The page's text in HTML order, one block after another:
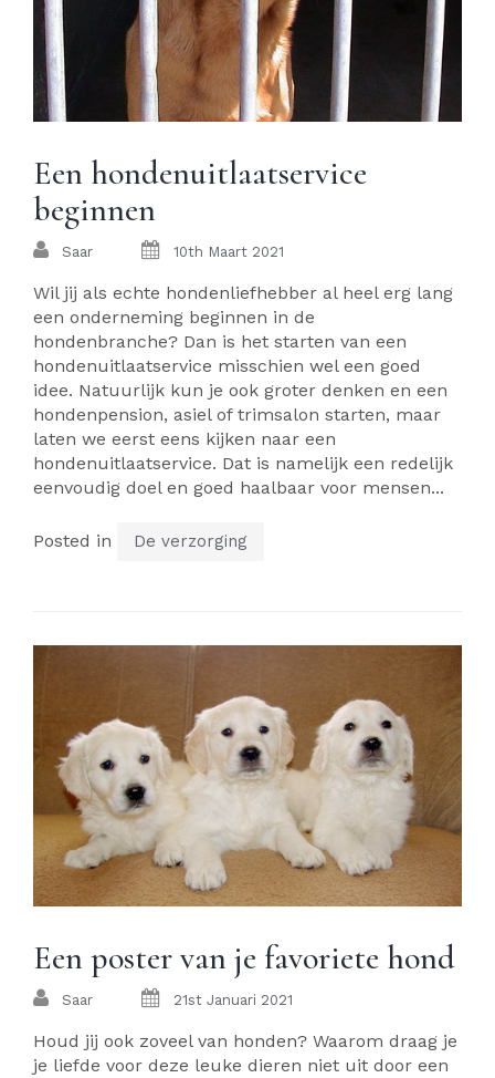
Een hondenuitlaatservice
beginnen
Saar 10th Maart 2021
Wil jij als echte hondenliefhebber al heel erg lang
een onderneming beginnen in de
hondenbranche? Dan is het starten van een
hondenuitlaatservice misschien wel een goed
idee. Natuurlijk kun je ook groter denken en een
hondenpension, asiel of trimsalon starten, maar
laten we eerst eens kijken naar een
hondenuitlaatservice. Dat is namelijk een redelijk
eenvoudig doel en goed haalbaar voor mensen...
Posted in De verzorging
Een poster van je favoriete hond
Saar 21st Januari 2021
Houd jij ook zoveel van honden? Waarom draag je
je liefde voor deze leuke dieren niet uit door een